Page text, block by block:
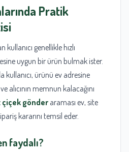
Pratik
genellikle hızlı
uygun bir ürün bulmak ister.
kullanıcı, ürünü ev adresine
alıcının memnun kalacağını
gönderaraması ev, site
kararını temsil eder.
faydalı?